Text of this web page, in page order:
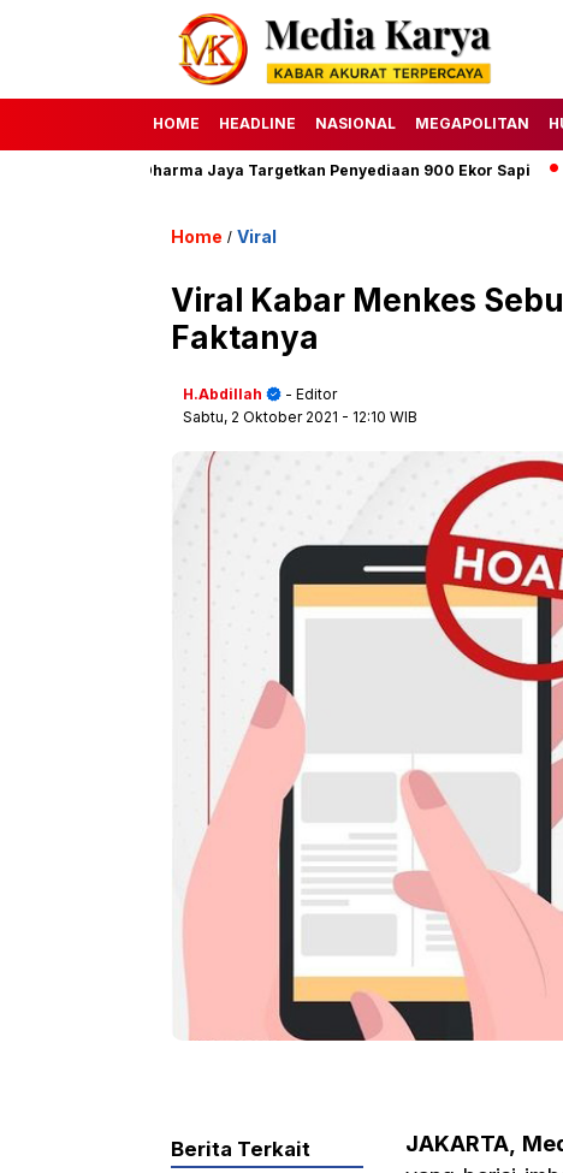
HOME HEADLINE NASIONAL MEGAPOLITAN
Perumda Dharma Jaya Targetkan Penyediaan 900 Ekor Sapi
Home / Viral
Viral Kabar Menkes
Faktanya
H.Abdillah
- Editor
Sabtu, 2 Oktober 2021 - 12:10 WIB
JAKARTA,
Berita Terkait